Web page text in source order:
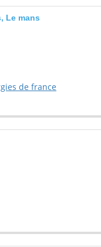
Le mans
de france